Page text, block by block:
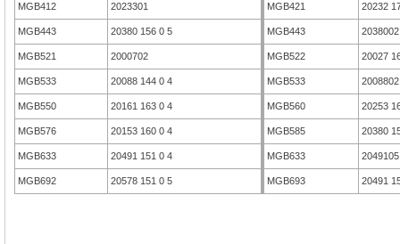
MGB412 2023301 MGB421 20232
MGB443 20380 156 0 5 MGB443 2038002
MGB521 2000702 MGB522 20027
MGB533 20088 144 0 4 MGB533 2008802
MGB550 20161 163 0 4 MGB560 20253
MGB576 20153 160 0 4 MGB585 20380
MGB633 20491 151 0 4 MGB633 2049105
MGB692 20578 151 0 5 MGB693 20491